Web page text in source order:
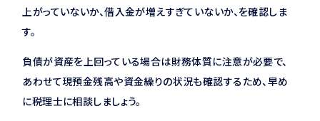
上がっていないか、借入金が増えすぎていないか、を確認しま
す。
負債が資産を上回っている場合は財務体質に注意が必要で、
あわせて現預金残高や資金繰りの状況も確認するため、早め
に税理士に相談しましょう。